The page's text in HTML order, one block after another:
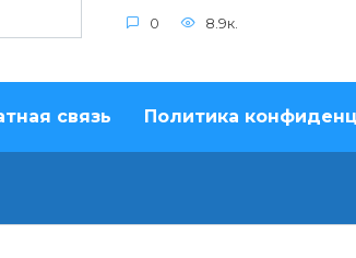
0 8.9к.
связь Политика